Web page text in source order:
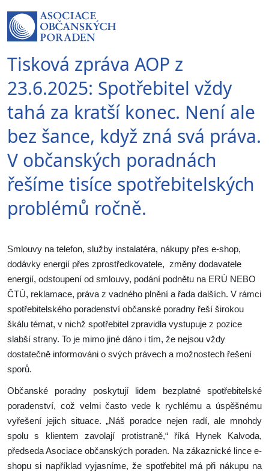
Tisková zpráva AOP z
23.6.2025: Spotřebitel vždy
tahá za kratší konec. Není ale
bez šance, když zná svá práva.
V občanských poradnách
řešíme tisíce spotřebitelských
problémů ročně.
Smlouvy na telefon, služby instalatéra, nákupy přes e-shop,
dodávky energií přes zprostředkovatele, změny dodavatele
energií, odstoupení od smlouvy, podání podnětu na ERÚ NEBO
ČTÚ, reklamace, práva z vadného plnění a řada dalších. V rámci
spotřebitelského poradenství občanské poradny řeší širokou
škálu témat, v nichž spotřebitel zpravidla vystupuje z pozice
slabší strany. To je mimo jiné dáno i tím, že nejsou vždy
dostatečně informováni o svých právech a možnostech řešení
sporů.
Občanské poradny poskytují lidem bezplatné spotřebitelské
poradenství, což velmi často vede k rychlému a úspěšnému
vyřešení jejich situace. „Náš poradce nejen radí, ale mnohdy
spolu s klientem zavolají protistraně,“ říká Hynek Kalvoda,
předseda Asociace občanských poraden. Na zákaznické lince e-
shopu si například vyjasníme, že spotřebitel má při nákupu na